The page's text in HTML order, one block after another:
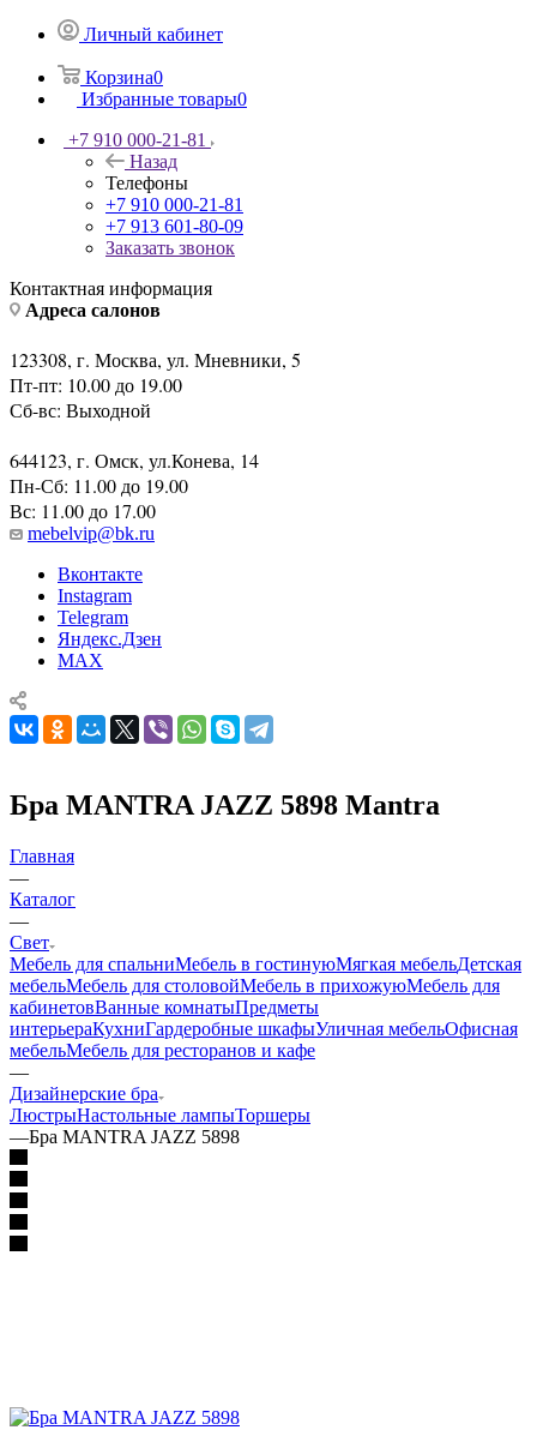
Личный кабинет
Корзина0
Избранные товары0
+7 910 000-21-81
Назад
Телефоны
+7 910 000-21-81
+7 913 601-80-09
Заказать звонок
Контактная информация
Адреса салонов
123308, г. Москва, ул. Мневники, 5
Пт-пт: 10.00 до 19.00
Сб-вс: Выходной
644123, г. Омск, ул.Конева, 14
Пн-Сб: 11.00 до 19.00
Вс: 11.00 до 17.00
mebelvip@bk.ru
Вконтакте
Instagram
Telegram
Яндекс.Дзен
MAX
Бра MANTRA JAZZ 5898 Mantra
Главная
—
Каталог
—
Свет
Мебель для спальниМебель в гостинуюМягкая мебельДетская
мебельМебель для столовойМебель в прихожуюМебель для
кабинетовВанные комнатыПредметы
интерьераКухниГардеробные шкафыУличная мебельОфисная
мебельМебель для ресторанов и кафе
—
Дизайнерские бра
ЛюстрыНастольные лампыТоршеры
—Бра MANTRA JAZZ 5898